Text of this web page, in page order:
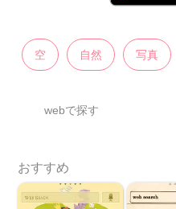
空 自然 写真
webで探す
おすすめ